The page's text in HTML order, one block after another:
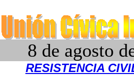
8 de agosto
RESISTENCIA